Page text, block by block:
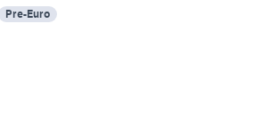
Pre-Euro